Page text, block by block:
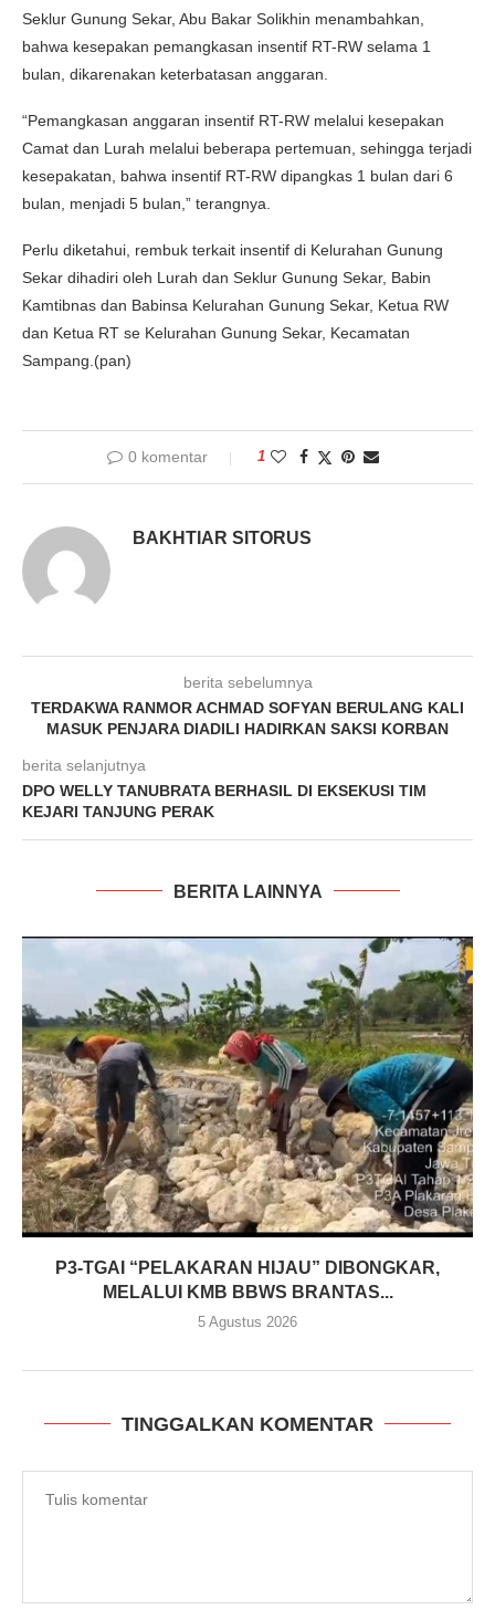
Seklur Gunung Sekar, Abu Bakar Solikhin menambahkan,
bahwa kesepakan pemangkasan insentif RT-RW selama 1
bulan, dikarenakan keterbatasan anggaran.
“Pemangkasan anggaran insentif RT-RW melalui kesepakan
Camat dan Lurah melalui beberapa pertemuan, sehingga terjadi
kesepakatan, bahwa insentif RT-RW dipangkas 1 bulan dari 6
bulan, menjadi 5 bulan,” terangnya.
Perlu diketahui, rembuk terkait insentif di Kelurahan Gunung
Sekar dihadiri oleh Lurah dan Seklur Gunung Sekar, Babin
Kamtibnas dan Babinsa Kelurahan Gunung Sekar, Ketua RW
dan Ketua RT se Kelurahan Gunung Sekar, Kecamatan
Sampang.(pan)
0 komentar 1
BAKHTIAR SITORUS
berita sebelumnya
TERDAKWA RANMOR ACHMAD SOFYAN BERULANG KALI
MASUK PENJARA DIADILI HADIRKAN SAKSI KORBAN
berita selanjutnya
DPO WELLY TANUBRATA BERHASIL DI EKSEKUSI TIM
KEJARI TANJUNG PERAK
BERITA LAINNYA
P3-TGAI “PELAKARAN HIJAU” DIBONGKAR,
MELALUI KMB BBWS BRANTAS...
5 Agustus 2026
TINGGALKAN KOMENTAR